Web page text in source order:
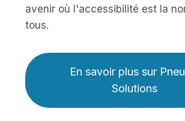
avenir où l'accessibilité est la
tous.
En savoir plus sur
Solutions